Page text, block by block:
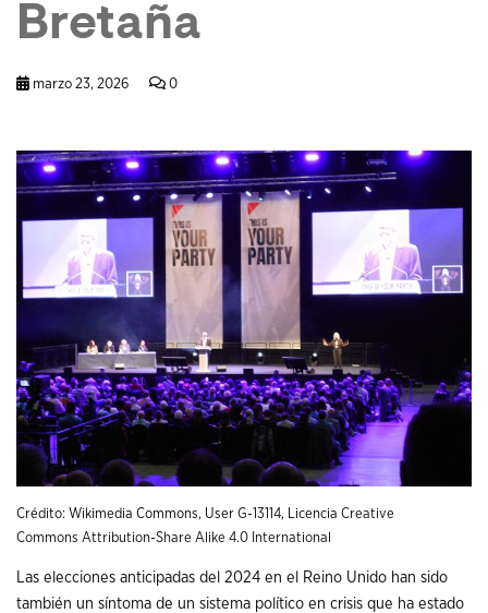
Bretaña
marzo 23, 2026 0
Crédito: Wikimedia Commons, User G-13114, Licencia Creative
Commons Attribution-Share Alike 4.0 International
Las elecciones anticipadas del 2024 en el Reino Unido han sido
también un síntoma de un sistema político en crisis que ha estado